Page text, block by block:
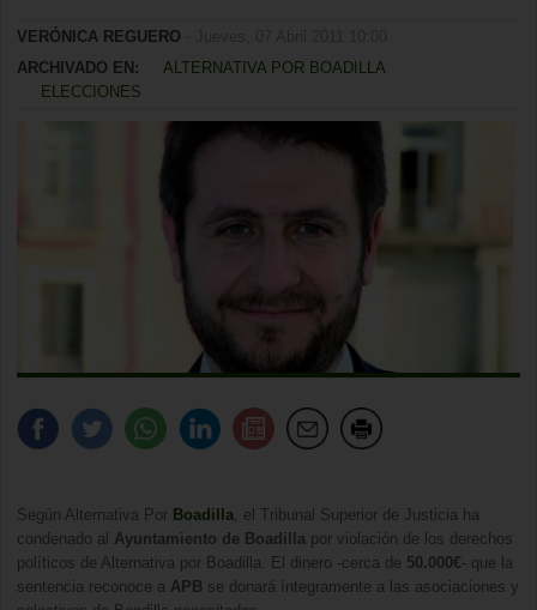
VERÓNICA REGUERO
ARCHIVADO EN:
ALTERNATIVA POR BOADILLA
ELECCIONES
Según Alternativa Por Boadilla, el Tribunal Superior de Justicia ha
condenado al Ayuntamiento de Boadilla por violación de los derechos
políticos de Alternativa por Boadilla. El dinero -cerca de 50.000€- que la
sentencia reconoce a APB se donará íntegramente a las asociaciones y